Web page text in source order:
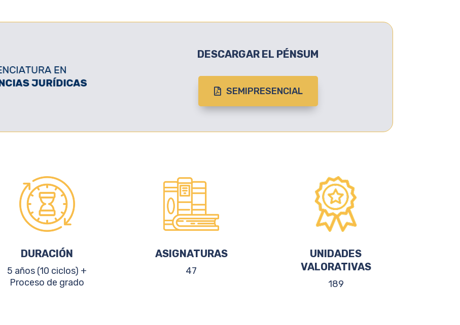
DESCARGAR EL PÉNSUM
SEMIPRESENCIAL
DURACIÓN
5 años (10 ciclos) +
Proceso de grado
ASIGNATURAS
47
UNIDADES
VALORATIVAS
189